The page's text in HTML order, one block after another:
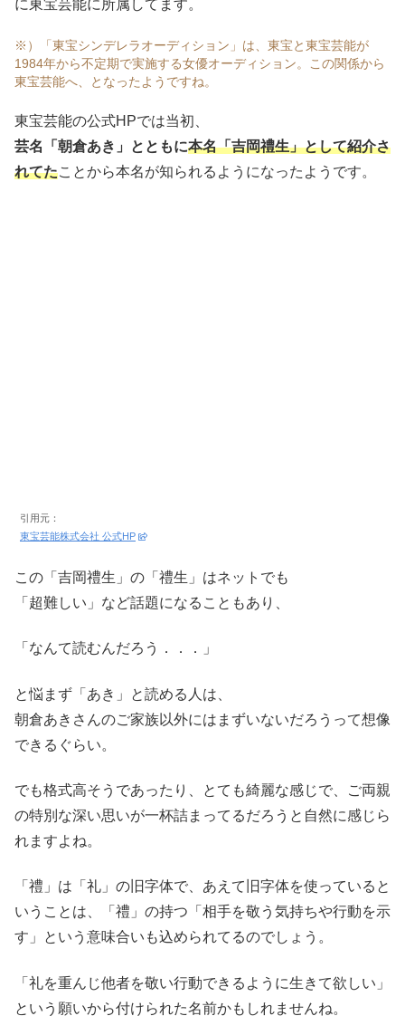
に東宝芸能に所属してます。
※）「東宝シンデレラオーディション」は、東宝と東宝芸能が
1984年から不定期で実施する女優オーディション。この関係から
東宝芸能へ、となったようですね。
東宝芸能の公式HPでは当初、
芸名「朝倉あき」とともに本名「吉岡禮生」として紹介さ
れてたことから本名が知られるようになったようです。
引用元：
東宝芸能株式会社 公式HP
この「吉岡禮生」の「禮生」はネットでも
「超難しい」など話題になることもあり、
「なんて読むんだろう．．．」
と悩まず「あき」と読める人は、
朝倉あきさんのご家族以外にはまずいないだろうって想像
できるぐらい。
でも格式高そうであったり、とても綺麗な感じで、ご両親
の特別な深い思いが一杯詰まってるだろうと自然に感じら
れますよね。
「禮」は「礼」の旧字体で、あえて旧字体を使っていると
いうことは、「禮」の持つ「相手を敬う気持ちや行動を示
す」という意味合いも込められてるのでしょう。
「礼を重んじ他者を敬い行動できるように生きて欲しい」
という願いから付けられた名前かもしれませんね。